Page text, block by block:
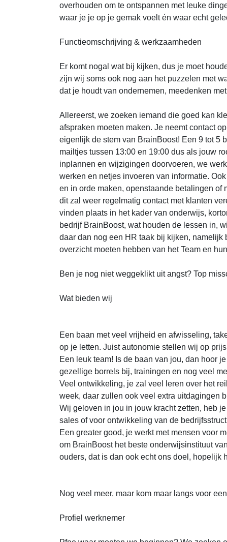
overhouden om te ontspannen met leuke
waar je je op je gemak voelt én waar echt
Functieomschrijving & werkzaamheden
Er komt nogal wat bij kijken, dus je moet
zijn wij soms ook nog aan het puzzelen met
dat je houdt van ondernemen, meedenken
Allereerst, we zoeken iemand die goed kan
afspraken moeten maken. Je neemt contact
eigenlijk de stem van BrainBoost! Een 9 tot 5
mailtjes tussen 13:00 en 19:00 dus als jouw
inplannen en wijzigingen doorvoeren, we
werken en netjes invoeren van informatie.
en in orde maken, openstaande betalingen
dit zal weer regelmatig contact met klanten
vinden plaats in het kader van onderwijs,
bedrijf BrainBoost, wat houden de lessen in,
daar dan nog een HR taak bij kijken,
overzicht moeten hebben van het Team en
Ben je nog niet weggeklikt uit angst? Top
Wat bieden wij
Een baan met veel vrijheid en afwisseling,
op je letten. Juist autonomie stellen wij op
Een leuk team! Is de baan van jou, dan hoor
gezellige borrels bij, trainingen en nog veel
Veel ontwikkeling, je zal veel leren over het
week, daar zullen ook veel extra uitdagingen
Wij geloven in jou in jouw kracht zetten, heb
sales of voor ontwikkeling van de
Een greater good, je werkt met mensen voor
om BrainBoost het beste onderwijsinstituut
ouders, dat is dan ook echt ons doel, hopelijk
Nog veel meer, maar kom maar langs voor
Profiel werknemer